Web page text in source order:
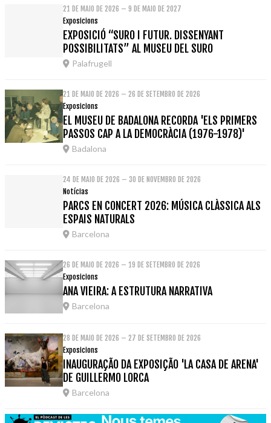
21 DE MAIO DE 2026 – 9 DE MAIO DE 2027
Exposicions
EXPOSICIÓ “SURO I FUTUR. DISSENYANT
POSSIBILITATS” AL MUSEU DEL SURO
Palafrugell
21 DE MAIO DE 2026 – 26 DE SETEMBRO DE 2026
Exposicions
EL MUSEU DE BADALONA RECORDA 'ELS PRIMERS
PASSOS CAP A LA DEMOCRÀCIA (1976-1978)'
Badalona
24 DE MAIO DE 2026 – 30 DE NOVEMBRO DE 2026
Notícias
PARCS EN CONCERT 2026: MÚSICA CLÀSSICA ALS
ESPAIS NATURALS
Barcelona
26 DE MAIO DE 2026 – 19 DE SETEMBRO DE 2026
Exposicions
ANA VIEIRA: A ESTRUTURA NARRATIVA
Barcelona
28 DE MAIO DE 2026 – 27 DE SETEMBRO DE 2026
Exposicions
INAUGURAÇÃO DA EXPOSIÇÃO 'LA CASA DE ARENA'
DE GUILLERMO LORCA
Barcelona